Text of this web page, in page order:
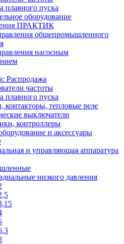
плавного пуска
оборудование
ПРАКТИК
общепромышленного
насосным
Распродажа
частоты
плавного пуска
контакторы, тепловые реле
выключатели
контроллеры
и аксессуары
и управляющая аппаратура
низкого давления